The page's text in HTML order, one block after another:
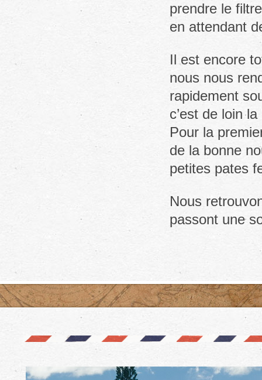
prendre le
en attendant
Il est encore
nous nous
rapidement
c’est de loin
Pour la
de la bonne
petites pates
Nous
passont une